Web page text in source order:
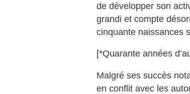
de développer son
grandi et compte
cinquante naissances
[*Quarante années
Malgré ses succès
en conflit avec les